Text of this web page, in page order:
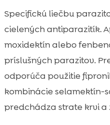
Specifickú liečbu
cielených antiparazitík.
moxidektín alebo
príslušných parazitov.
odporúča použitie
kombinácie selamektín-
predchádza strate krvi a